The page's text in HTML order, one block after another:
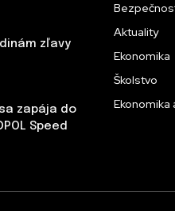
zľavy
zapája do
Speed
Aktuality
Ekonomika
Školstvo
Ekonomika